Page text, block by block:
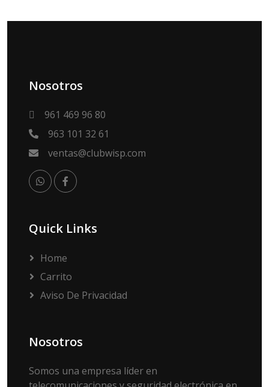
Nosotros
961 469 96 80
963 101 32 61
ventas@clubwisp.com
Quick Links
Home
Carrito
Aviso De Privacidad
Nosotros
Somos una empresa líder en